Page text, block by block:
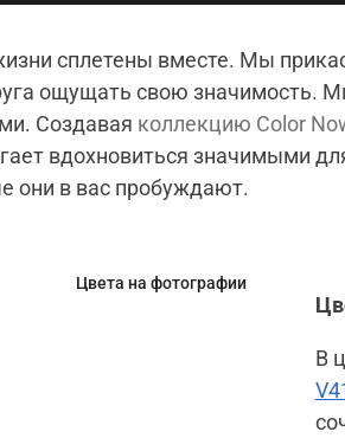
сплетены вместе. Мы
ощущать свою значимость.
Создавая коллекцию Color
вдохновиться значимыми
они в вас пробуждают.
Цвета на фотографии
В